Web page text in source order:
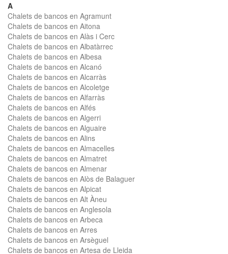
A
Chalets de bancos en Agramunt
Chalets de bancos en Aitona
Chalets de bancos en Alàs i Cerc
Chalets de bancos en Albatàrrec
Chalets de bancos en Albesa
Chalets de bancos en Alcanó
Chalets de bancos en Alcarràs
Chalets de bancos en Alcoletge
Chalets de bancos en Alfarràs
Chalets de bancos en Alfés
Chalets de bancos en Algerri
Chalets de bancos en Alguaire
Chalets de bancos en Alins
Chalets de bancos en Almacelles
Chalets de bancos en Almatret
Chalets de bancos en Almenar
Chalets de bancos en Alòs de Balaguer
Chalets de bancos en Alpicat
Chalets de bancos en Alt Àneu
Chalets de bancos en Anglesola
Chalets de bancos en Arbeca
Chalets de bancos en Arres
Chalets de bancos en Arsèguel
Chalets de bancos en Artesa de Lleida